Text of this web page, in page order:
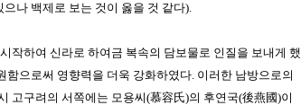
으나 백제 로 보는 것이 옳을 것 같다).
작하여 신라로 하여금 복속의 담보물로 인질을 보내게 했
함으로써 영향력을 더욱 강화하였다. 이러한 남방으로의
고구려 의 서쪽에는 모용씨(慕容氏)의 후연국(後燕國)이